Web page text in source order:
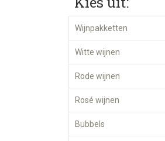
Wijnpakketten
Witte wijnen
Rode wijnen
Rosé wijnen
Bubbels